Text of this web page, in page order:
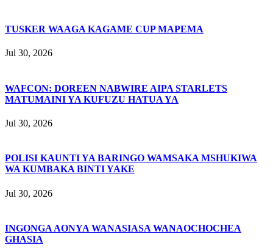
TUSKER WAAGA KAGAME CUP MAPEMA
Jul 30, 2026
WAFCON: DOREEN NABWIRE AIPA STARLETS
MATUMAINI YA KUFUZU HATUA YA
Jul 30, 2026
POLISI KAUNTI YA BARINGO WAMSAKA MSHUKIWA
WA KUMBAKA BINTI YAKE
Jul 30, 2026
INGONGA AONYA WANASIASA WANAOCHOCHEA
GHASIA